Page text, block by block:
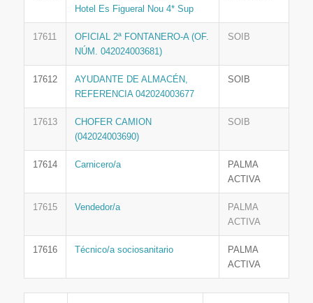
Hotel Es Figueral Nou 4* Sup
17611
OFICIAL 2ª FONTANERO-A (OF.
NÚM. 042024003681)
SOIB
17612
AYUDANTE DE ALMACÉN,
REFERENCIA 042024003677
SOIB
17613
CHOFER CAMION
(042024003690)
SOIB
17614 Carnicero/a
PALMA
ACTIVA
17615 Vendedor/a
PALMA
ACTIVA
17616 Técnico/a sociosanitario
PALMA
ACTIVA